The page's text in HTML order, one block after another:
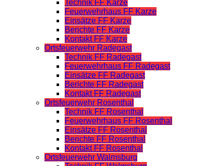
Technik FF Karze
Feuerwehrhaus FF Karze
Einsätze FF Karze
Berichte FF Karze
Kontakt FF Karze
Ortsfeuerwehr Radegast
Technik FF Radegast
Feuerwehrhaus FF Radegast
Einsätze FF Radegast
Berichte FF Radegast
Kontakt FF Radegast
Ortsfeuerwehr Rosenthal
Technik FF Rosenthal
Feuerwehrhaus FF Rosenthal
Einsätze FF Rosenthal
Berichte FF Rosenthal
Kontakt FF Rosenthal
Ortsfeuerwehr Walmsburg